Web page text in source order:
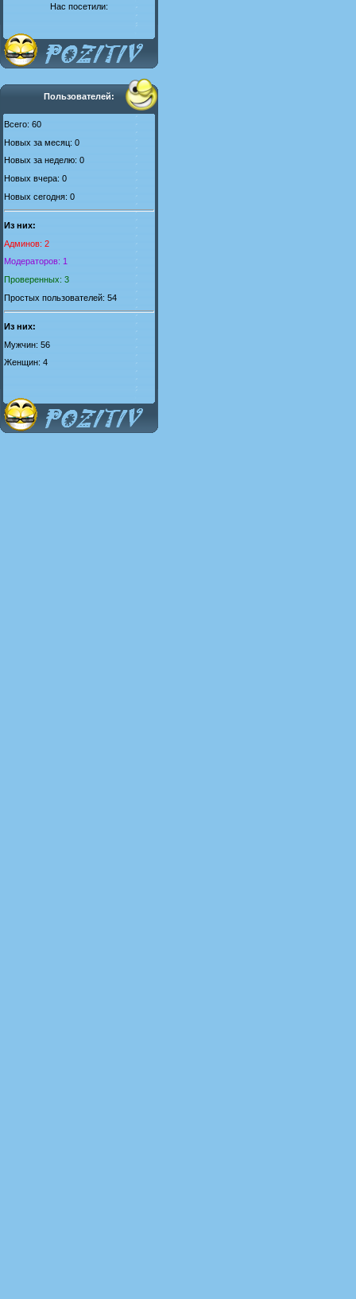
Нас посетили:
Пользователей:
Всего: 60
Новых за месяц: 0
Новых за неделю: 0
Новых вчера: 0
Новых сегодня: 0
Из них:
Админов: 2
Модераторов: 1
Проверенных: 3
Простых пользователей: 54
Из них:
Мужчин: 56
Женщин: 4